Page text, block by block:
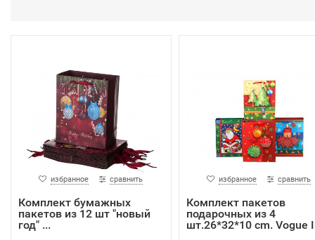
избранное сравнить
Комплект бумажных
пакетов из 12 шт "новый
год" ...
избранное сравнить
Комплект пакетов
подарочных из 4
шт.26*32*10 cm. Vogue